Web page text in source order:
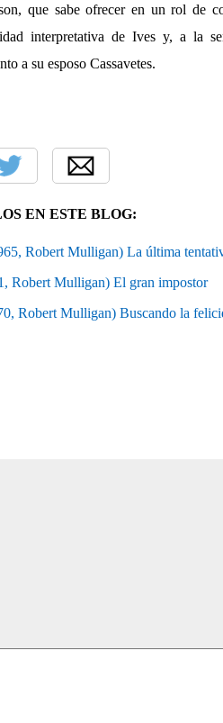
que sabe ofrecer en un rol de
interpretativa de Ives y, a la
a su esposo Cassavetes.
EN ESTE BLOG:
Robert Mulligan) La última
Robert Mulligan) El gran impostor
Robert Mulligan) Buscando la